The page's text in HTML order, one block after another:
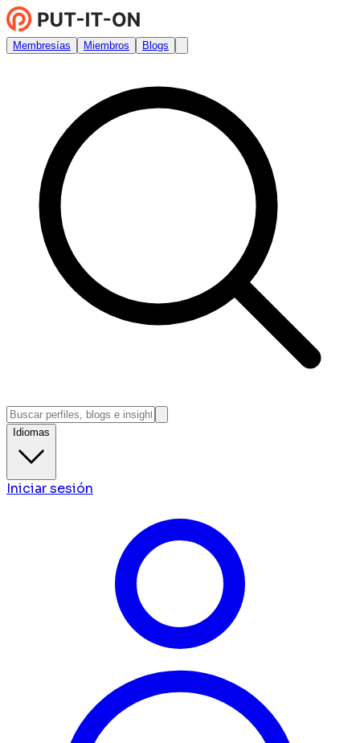
Membresías Miembros Blogs
Idiomas
Iniciar sesión